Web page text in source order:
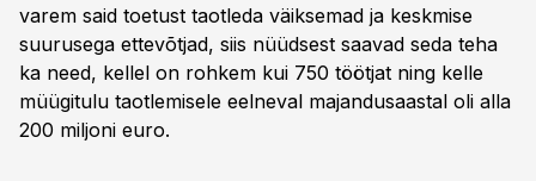
varem said toetust taotleda väiksemad ja keskmise
suurusega ettevõtjad, siis nüüdsest saavad seda teha
ka need, kellel on rohkem kui 750 töötjat ning kelle
müügitulu taotlemisele eelneval majandusaastal oli alla
200 miljoni euro.